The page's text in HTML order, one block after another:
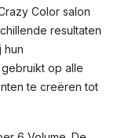
Color salon
resultaten
hun
op alle
te creëren tot